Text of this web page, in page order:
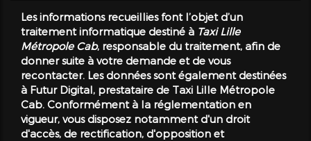
Les informations recueillies font l’objet d’un
traitement informatique destiné à Taxi Lille
Métropole Cab, responsable du traitement, afin de
donner suite à votre demande et de vous
recontacter. Les données sont également destinées
à Futur Digital, prestataire de Taxi Lille Métropole
Cab. Conformément à la réglementation en
vigueur, vous disposez notamment d'un droit
d'accès, de rectification, d'opposition et